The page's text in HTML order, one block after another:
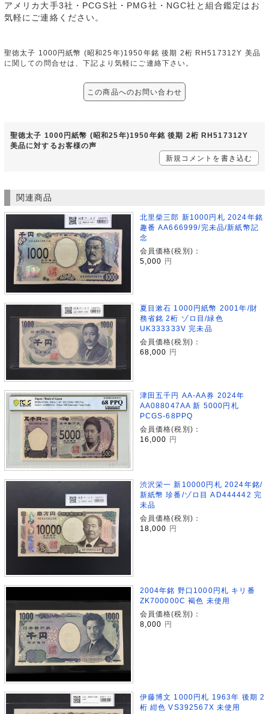
アメリカ大手3社・PCGS社・PMG社・NGC社と組合鑑定はお
気軽にご連絡ください。
聖徳太子 1000円紙幣 (昭和25年)1950年銘 後期 2桁 RH517312Y 美品
に関しての問合せは、下記より気軽にご連絡下さい。
この商品へのお問い合わせ
聖徳太子 1000円紙幣 (昭和25年)1950年銘 後期 2桁 RH517312Y
美品に対するお客様の声
新規コメントを書き込む
関連商品
北里柴三郎 新1000円札 2024年銘
趣番 AA666999/完未品/新紙幣記
念
会員価格(税別)：
5,000
円
夏目漱石 1000円紙幣 2001年/財
務省銘 2桁 ゾロ目/緑色
UK333333V 完未品
会員価格(税別)：
68,000 円
津田五千円 AA-AA券 2024年
AA088047AA 新 5000円札
PCGS-68PPQ
会員価格(税別)：
16,000
円
渋沢栄一 新10000円札 2024年銘/
新紙幣 珍番/ゾロ目 AD444442 完
未品
会員価格(税別)：
18,000 円
2004年銘 野口1000円札 キリ番
ZK700000C 褐色 未使用
会員価格(税別)：
8,000
円
伊藤博文 1000円札 1963年 後期 2
桁 紺色 VS392567X 未使用